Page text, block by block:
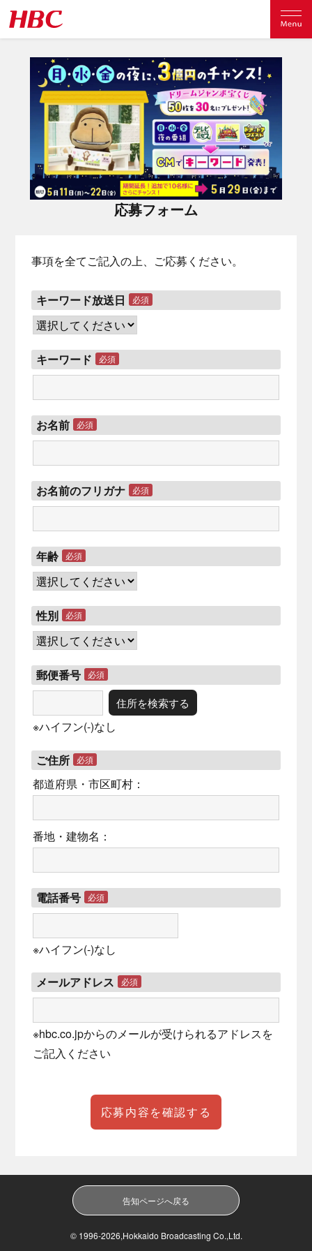
応募フォーム
事項を全てご記入の上、ご応募ください。
キーワード放送日 必須
キーワード 必須
お名前 必須
お名前のフリガナ 必須
年齢 必須
性別 必須
郵便番号 必須
住所を検索する
※ハイフン(-)なし
ご住所 必須
都道府県・市区町村：
番地・建物名：
電話番号 必須
※ハイフン(-)なし
メールアドレス 必須
※hbc.co.jpからのメールが受けられるアドレスを
ご記入ください
告知ページへ戻る
© 1996-2026,Hokkaido Broadcasting Co.,Ltd.